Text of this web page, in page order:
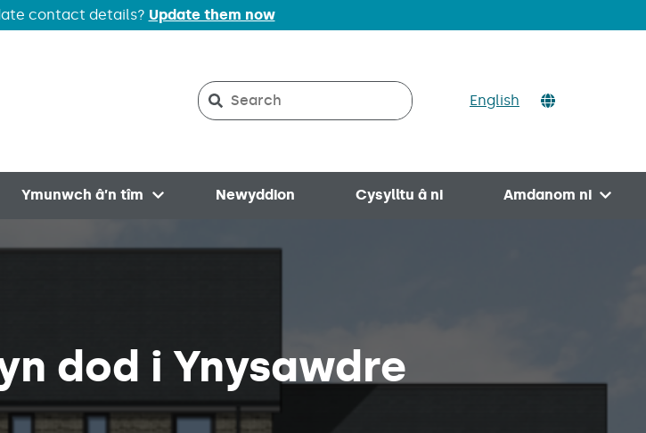
contact details? Update them now
Search on Valleys to Coast
Search English
Ymunwch â’n tîm
Newyddion Cysylltu â ni
Amdanom ni
dod i Ynysawdre